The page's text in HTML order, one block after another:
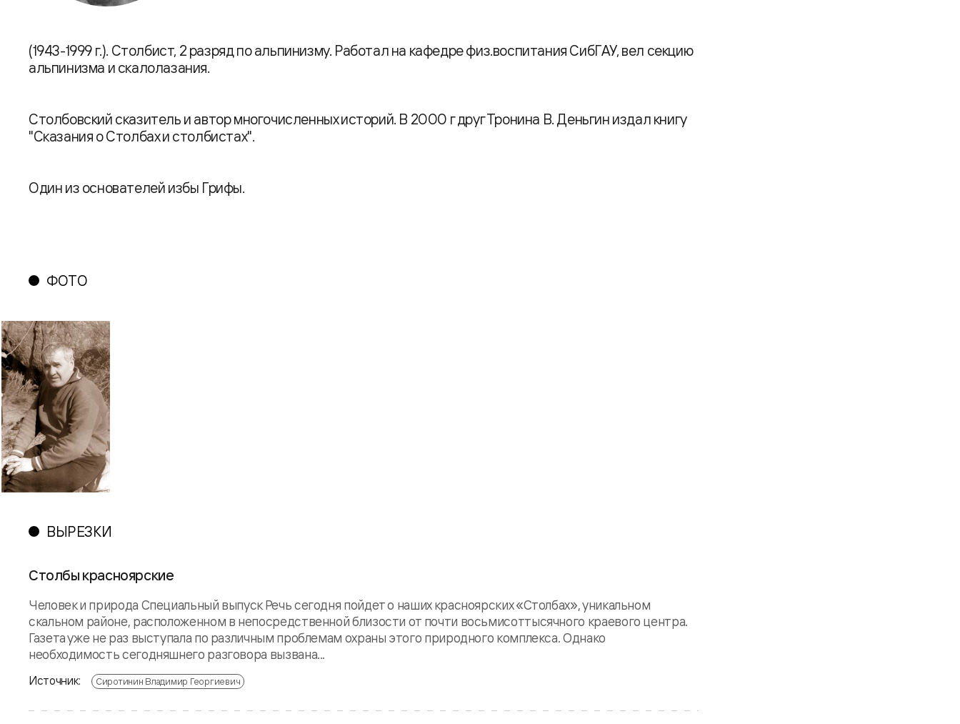
(1943-1999 г.). Столбист, 2 разряд по альпинизму. Работал на кафедре физ.воспитания СибГАУ, вел секцию
альпинизма и скалолазания.
Столбовский сказитель и автор многочисленных историй. В 2000 г друг Тронина В. Деньгин издал книгу
"Сказания о Столбах и столбистах".
Один из основателей избы Грифы.
ФОТО
ВЫРЕЗКИ
Столбы красноярские
Человек и природа Специальный выпуск Речь сегодня пойдет о наших красноярских «Столбах», уникальном
скальном районе, расположенном в непосредственной близости от почти восьмисоттысячного краевого центра.
Газета уже не раз выступала по различным проблемам охраны этого природного комплекса. Однако
необходимость сегодняшнего разговора вызвана...
Источник: Сиротинин Владимир Георгиевич